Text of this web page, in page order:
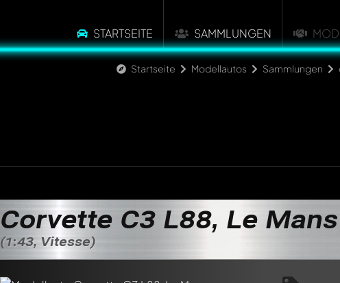
STARTSEITE SAMMLUNGEN
Startseite Modellautos Sammlungen
Corvette C3 L88, Le
(1:43, Vitesse)